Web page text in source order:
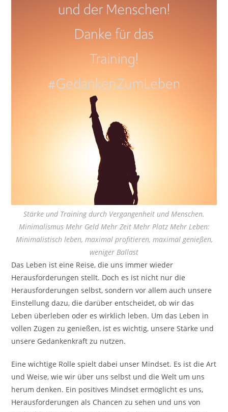
Stärke und Training durch Vergangenheit und Menschen.
Minimalismus Mehr Geld Mehr Zeit Mehr Platz Mehr Leben:
Minimalistisch leben, maximal profitieren, maximal genießen,
weniger Ballast
Das Leben ist eine Reise, die uns immer wieder
Herausforderungen stellt. Doch es ist nicht nur die
Herausforderungen selbst, sondern vor allem auch unsere
Einstellung dazu, die darüber entscheidet, ob wir das
Leben überleben oder es wirklich leben. Um das Leben in
vollen Zügen zu genießen, ist es wichtig, unsere Stärke und
unsere Gedankenkraft zu nutzen.
Eine wichtige Rolle spielt dabei unser Mindset. Es ist die Art
und Weise, wie wir über uns selbst und die Welt um uns
herum denken. Ein positives Mindset ermöglicht es uns,
Herausforderungen als Chancen zu sehen und uns von